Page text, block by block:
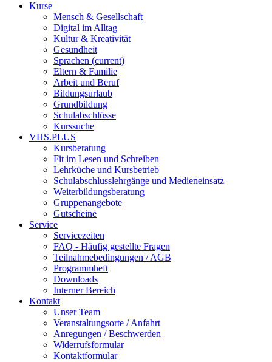
Kurse
Mensch & Gesellschaft
Digital im Alltag
Kultur & Kreativität
Gesundheit
Sprachen (current)
Eltern & Familie
Arbeit und Beruf
Bildungsurlaub
Grundbildung
Schulabschlüsse
Kurssuche
VHS.PLUS
Kursberatung
Fit im Lesen und Schreiben
Lehrküche und Kursbetrieb
Schulabschlusslehrgänge und Medieneinsatz
Weiterbildungsberatung
Gruppenangebote
Gutscheine
Service
Servicezeiten
FAQ - Häufig gestellte Fragen
Teilnahmebedingungen / AGB
Programmheft
Downloads
Interner Bereich
Kontakt
Unser Team
Veranstaltungsorte / Anfahrt
Anregungen / Beschwerden
Widerrufsformular
Kontaktformular